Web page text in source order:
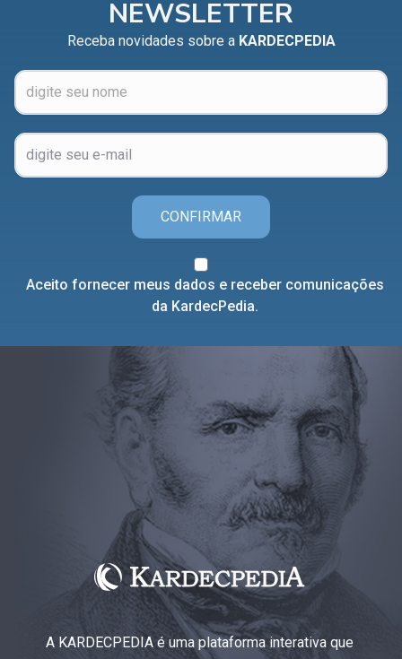
NEWSLETTER
Receba novidades sobre a KARDECPEDIA
CONFIRMAR
Aceito fornecer meus dados e receber comunicações
da KardecPedia.
A KARDECPEDIA é uma plataforma interativa que